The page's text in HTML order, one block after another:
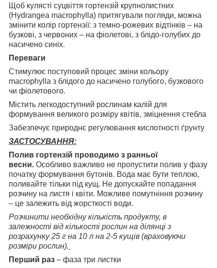
Щоб кулясті суцвіття гортензій крупнолистних
(Hydrangea macrophylla) притягували погляди, можна
змінити колір гортензії: з темно-рожевих відтінків – на
бузкові, з червоних – на фіолетові, з блідо-голубих до
насичено синіх.
Переваги
Стимулює поступовий процес зміни кольору
macrophylla з блідого до насичено голубого, бузкового
чи фіолетового.
Містить легкодоступний рослинам калій для
формування великого розміру квітів, зміцнення стебла
Забезпечує природнє регулювання кислотності ґрунту
ЗАСТОСУВАННЯ:
Полив гортензій проводимо з ранньої
весни. Особливо важливо не пропустити полив у фазу
початку формування бутонів. Вода має бути теплою,
поливайте тільки під кущ. Не допускайте попадання
розчину на листя і квіти. Можливе помутніння розчину
– це залежить від жорсткості води.
Розчинити необхідну кількість продукту, в
залежності від кількості рослин на ділянці з
розрахунку 25 г на 10 л на 2-5 кущів (враховуючи
розміри рослин).
Перший раз – фаза три листки